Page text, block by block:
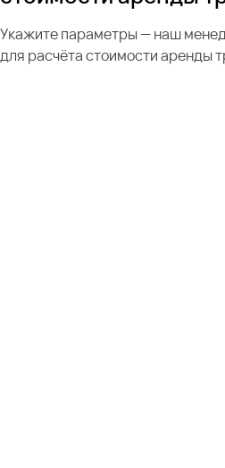
Укажите параметры — наш
для расчёта стоимости аренды